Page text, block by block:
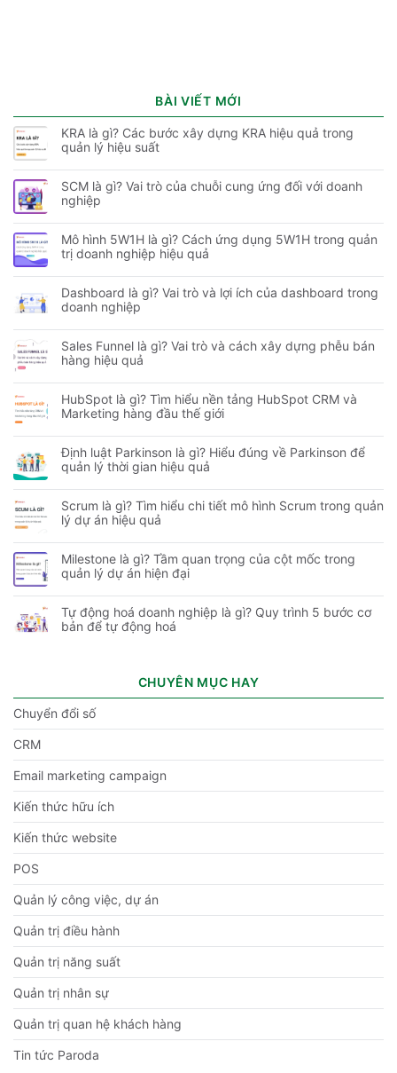
BÀI VIẾT MỚI
KRA là gì? Các bước xây dựng KRA hiệu quả trong
quản lý hiệu suất
SCM là gì? Vai trò của chuỗi cung ứng đối với doanh
nghiệp
Mô hình 5W1H là gì? Cách ứng dụng 5W1H trong quản
trị doanh nghiệp hiệu quả
Dashboard là gì? Vai trò và lợi ích của dashboard trong
doanh nghiệp
Sales Funnel là gì? Vai trò và cách xây dựng phễu bán
hàng hiệu quả
HubSpot là gì? Tìm hiểu nền tảng HubSpot CRM và
Marketing hàng đầu thế giới
Định luật Parkinson là gì? Hiểu đúng về Parkinson để
quản lý thời gian hiệu quả
Scrum là gì? Tìm hiểu chi tiết mô hình Scrum trong quản
lý dự án hiệu quả
Milestone là gì? Tầm quan trọng của cột mốc trong
quản lý dự án hiện đại
Tự động hoá doanh nghiệp là gì? Quy trình 5 bước cơ
bản để tự động hoá
CHUYÊN MỤC HAY
Chuyển đổi số
CRM
Email marketing campaign
Kiến thức hữu ích
Kiến thức website
POS
Quản lý công việc, dự án
Quản trị điều hành
Quản trị năng suất
Quản trị nhân sự
Quản trị quan hệ khách hàng
Tin tức Paroda